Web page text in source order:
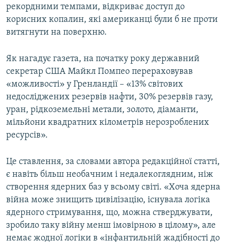
рекордними темпами, відкриває доступ до
корисних копалин, які американці були б не проти
витягнути на поверхню.
Як нагадує газета, на початку року державний
секретар США Майкл Помпео перераховував
«можливості» у Гренландії – «13% світових
недосліджених резервів нафти, 30% резервів газу,
уран, рідкоземельні метали, золото, діаманти,
мільйони квадратних кілометрів нерозроблених
ресурсів».
Це ставлення, за словами автора редакційної статті,
є навіть більш необачним і недалекоглядним, ніж
створення ядерних баз у всьому світі. «Хоча ядерна
війна може знищить цивілізацію, існувала логіка
ядерного стримування, що, можна стверджувати,
зробило таку війну менш імовірною в цілому», але
немає жодної логіки в «інфантильній жадібності до